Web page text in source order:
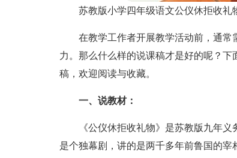
苏教版小学四年级语文公仪休拒收礼
在教学工作者开展教学活动前，通
力。那么什么样的说课稿才是好的呢？
稿，欢迎阅读与收藏。
一、说教材：
《公仪休拒收礼物》是苏教版九年
是个独幕剧，讲的是两千多年前鲁国的